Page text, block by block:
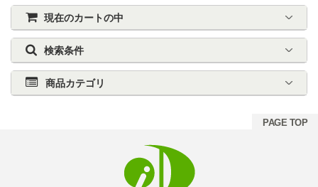
現在のカートの中
検索条件
商品カテゴリ
PAGE TOP